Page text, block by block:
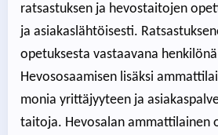
ratsastuksen ja hevostaitojen
ja asiakaslähtöisesti.
opetuksesta vastaavana
Hevososaamisen lisäksi
monia yrittäjyyteen ja
taitoja. Hevosalan ammattilainen